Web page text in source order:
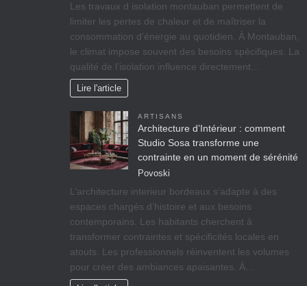
Les travaux d isolation montauban permettent de
limiter les pertes de chaleur et de maîtriser la
consommation d’énergie au quotidien. À Montauban,
le climat impose souvent des besoins spécifiques. La
qualité de l’isolation influence directement…
Lire l'article
ARTISANS
Architecture d’Intérieur : comment
Studio Sosa transforme une
contrainte en un moment de sérénité
Povoski
L’architecture interieur bordeaux s’adapte à des
espaces chargés d’histoire et aux besoins
contemporains. Les habitants cherchent à
transformer contraintes et spécificités locales en
atouts. Les professionnels réinventent les volumes
pour créer des ambiances apaisantes. À…